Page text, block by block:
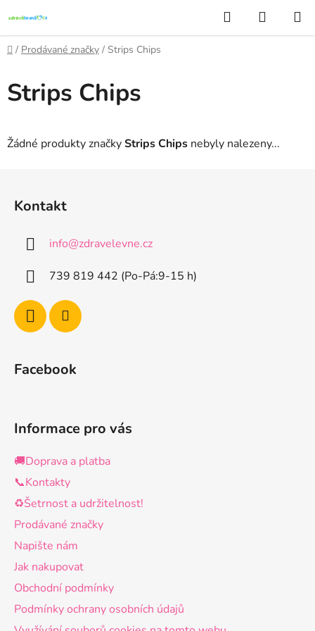
na
obsah
Hledat
KOŠÍK
Domů
/ Prodávané značky / Strips Chips
Strips Chips
Žádné produkty značkyStrips Chips nebyly nalezeny...
Kontakt
info@zdravelevne.cz
739 819 442 (Po-Pá:9-15 h)
Facebook
Informace pro vás
🚚Doprava a platba
📞Kontakty
♻️Šetrnost a udržitelnost!
Prodávané značky
Napište nám
Jak nakupovat
Obchodní podmínky
Podmínky ochrany osobních údajů